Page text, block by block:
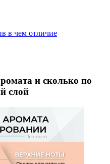
в чем отличие
и сколько по
слой